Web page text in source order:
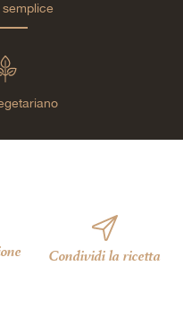
semplice
Condividi la ricetta